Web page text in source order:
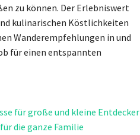
zu können. Der Erlebniswert
kulinarischen Köstlichkeiten
Wanderempfehlungen in und
für einen entspannten
für große und kleine Entdecker
die ganze Familie